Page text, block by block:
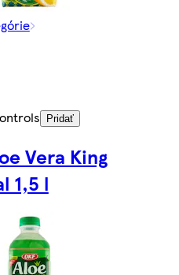
Pridať
Vera King
1,5 l